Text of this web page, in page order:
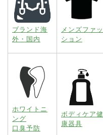
ブランド海
外・国内
メンズファッ
ション
ホワイトニ
ング
口臭予防
ボディケア健
康器具